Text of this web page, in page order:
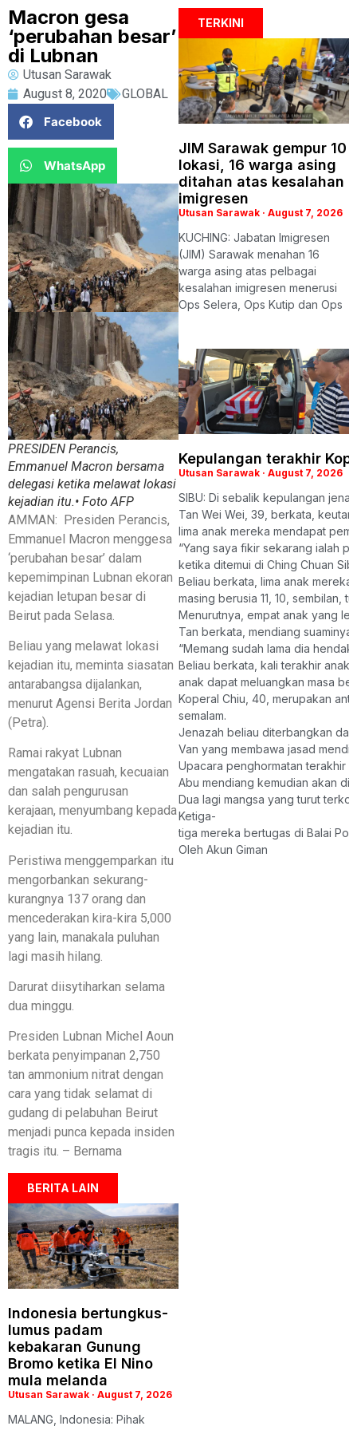
Macron gesa
‘perubahan besar’
di Lubnan
Utusan Sarawak
August 8, 2020
GLOBAL
Facebook
WhatsApp
PRESIDEN Perancis,
Emmanuel Macron bersama
delegasi ketika melawat lokasi
kejadian itu.• Foto AFP
AMMAN: Presiden Perancis,
Emmanuel Macron menggesa
‘perubahan besar’ dalam
kepemimpinan Lubnan ekoran
kejadian letupan besar di
Beirut pada Selasa.
Beliau yang melawat lokasi
kejadian itu, meminta siasatan
antarabangsa dijalankan,
menurut Agensi Berita Jordan
(Petra).
Ramai rakyat Lubnan
mengatakan rasuah, kecuaian
dan salah pengurusan
kerajaan, menyumbang kepada
kejadian itu.
Peristiwa menggemparkan itu
mengorbankan sekurang-
kurangnya 137 orang dan
mencederakan kira-kira 5,000
yang lain, manakala puluhan
lagi masih hilang.
Darurat diisytiharkan selama
dua minggu.
Presiden Lubnan Michel Aoun
berkata penyimpanan 2,750
tan ammonium nitrat dengan
cara yang tidak selamat di
gudang di pelabuhan Beirut
menjadi punca kepada insiden
tragis itu. – Bernama
BERITA LAIN
Indonesia bertungkus-
lumus padam
kebakaran Gunung
Bromo ketika El Nino
mula melanda
Utusan Sarawak August 7, 2026
MALANG, Indonesia: Pihak
TERKINI
JIM Sarawak gempur 10
lokasi, 16 warga asing
ditahan atas kesalahan
imigresen
Utusan Sarawak August 7, 2026
KUCHING: Jabatan Imigresen
(JIM) Sarawak menahan 16
warga asing atas pelbagai
kesalahan imigresen menerusi
Ops Selera, Ops Kutip dan Ops
Kepulangan terakhir
Utusan Sarawak August 7, 2026
SIBU: Di sebalik kepulangan
Tan Wei Wei, 39, berkata,
lima anak mereka mendapat
“Yang saya fikir sekarang ialah
ketika ditemui di Ching Chuan
Beliau berkata, lima anak mereka
masing berusia 11, 10, sembilan,
Menurutnya, empat anak yang
Tan berkata, mendiang
“Memang sudah lama dia
Beliau berkata, kali terakhir anak-
anak dapat meluangkan masa
Koperal Chiu, 40, merupakan
semalam.
Jenazah beliau diterbangkan
Van yang membawa jasad
Upacara penghormatan terakhir
Abu mendiang kemudian akan
Dua lagi mangsa yang turut
Ketiga-
tiga mereka bertugas di Balai
Oleh Akun Giman